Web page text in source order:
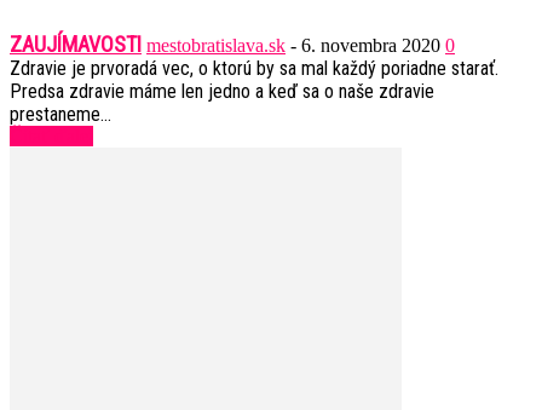
ZAUJÍMAVOSTI mestobratislava.sk - 6. novembra 2020 0
Zdravie je prvoradá vec, o ktorú by sa mal každý poriadne starať.
Predsa zdravie máme len jedno a keď sa o naše zdravie
prestaneme...